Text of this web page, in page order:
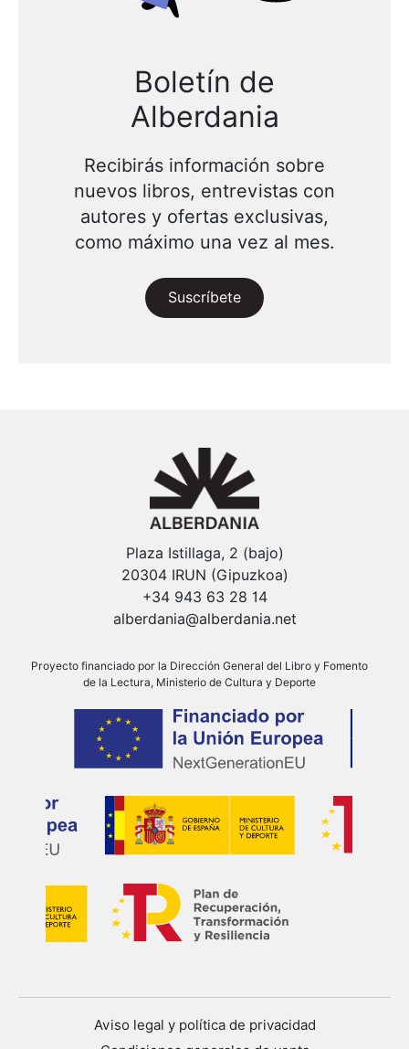
Boletín de
Alberdania
Recibirás información sobre
nuevos libros, entrevistas con
autores y ofertas exclusivas,
como máximo una vez al mes.
Suscríbete
Plaza Istillaga, 2 (bajo)
20304 IRUN (Gipuzkoa)
+34 943 63 28 14
alberdania@alberdania.net
Proyecto financiado por la Dirección General del Libro y Fomento
de la Lectura, Ministerio de Cultura y Deporte
Aviso legal y política de privacidad